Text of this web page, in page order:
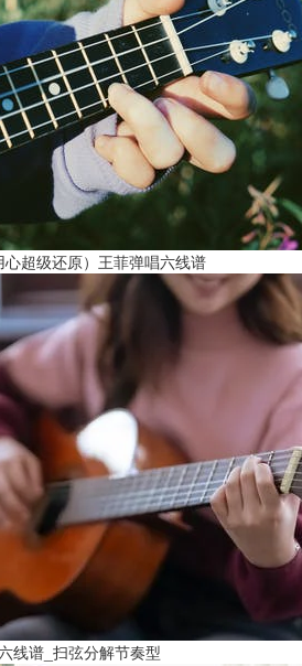
超级还原）王菲弹唱六线谱
线谱_扫弦分解节奏型